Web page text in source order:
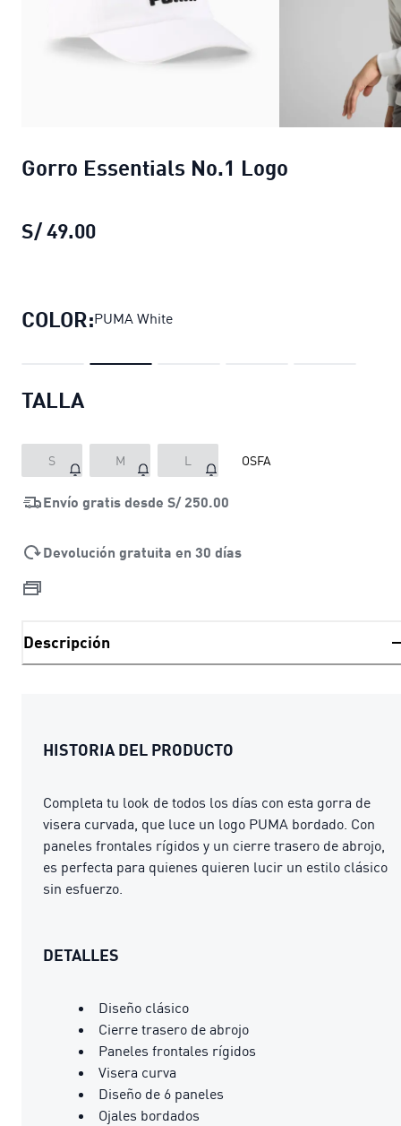
Gorro Essentials No.1 Logo
S/ 49.00
COLOR:PUMA White
TALLA
S M L OSFA
Envío gratis desde S/ 250.00
Devolución gratuita en 30 días
Descripción
HISTORIA DEL PRODUCTO
Completa tu look de todos los días con esta gorra de
visera curvada, que luce un logo PUMA bordado. Con
paneles frontales rígidos y un cierre trasero de abrojo,
es perfecta para quienes quieren lucir un estilo clásico
sin esfuerzo.
DETALLES
Diseño clásico
Cierre trasero de abrojo
Paneles frontales rígidos
Visera curva
Diseño de 6 paneles
Ojales bordados